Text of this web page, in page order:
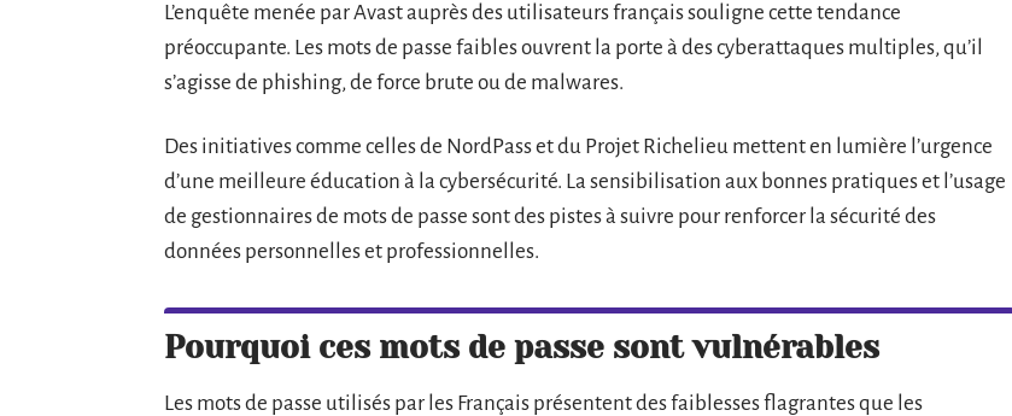
L’enquête menée par Avast auprès des utilisateurs français souligne cette tendance
préoccupante. Les mots de passe faibles ouvrent la porte à des cyberattaques multiples, qu’il
s’agisse de phishing, de force brute ou de malwares.
Des initiatives comme celles de NordPass et du Projet Richelieu mettent en lumière l’urgence
d’une meilleure éducation à la cybersécurité. La sensibilisation aux bonnes pratiques et l’usage
de gestionnaires de mots de passe sont des pistes à suivre pour renforcer la sécurité des
données personnelles et professionnelles.
Pourquoi ces mots de passe sont vulnérables
Les mots de passe utilisés par les Français présentent des faiblesses flagrantes que les